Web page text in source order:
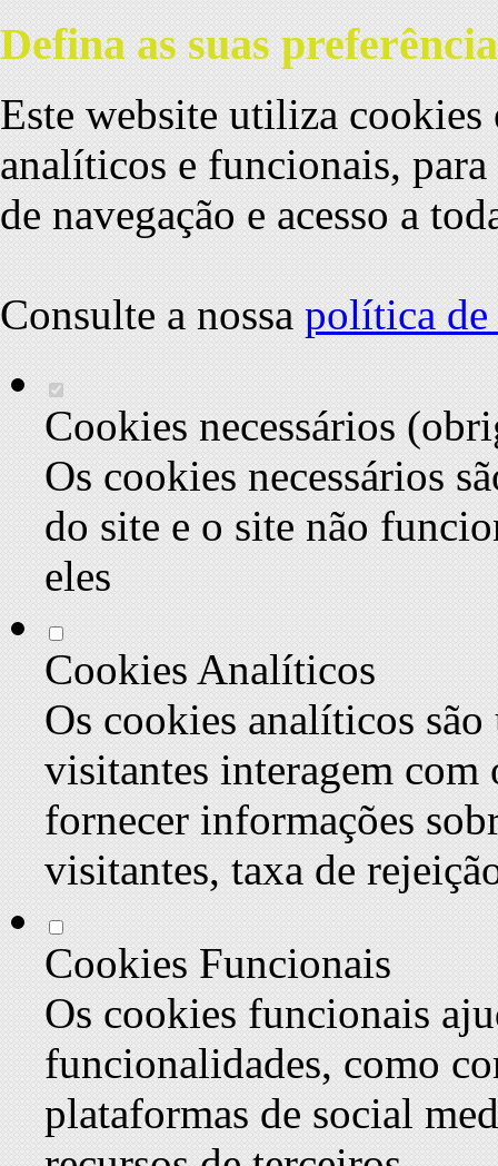
Defina as suas
Este website utiliza cookies
analíticos e funcionais,
de navegação e acesso a
Consulte a nossa política de
Cookies necessários
Os cookies necessários
do site e o site não
eles
Cookies Analíticos
Os cookies analíticos são
visitantes interagem com
fornecer informações
visitantes, taxa de
Cookies Funcionais
Os cookies funcionais
funcionalidades, como
plataformas de social